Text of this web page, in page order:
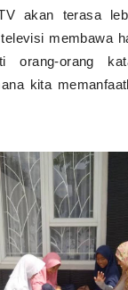
akan terasa
membawa
orang-orang
kita